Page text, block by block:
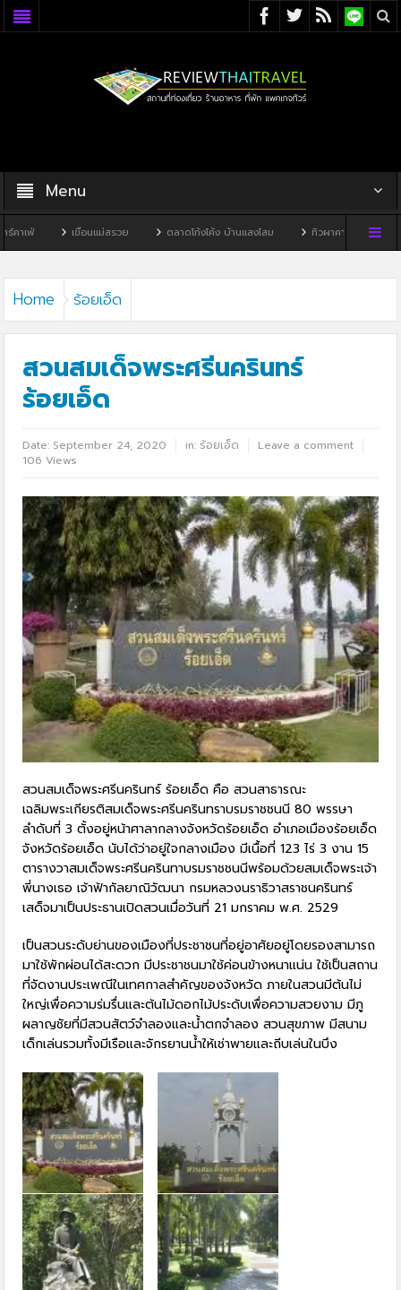
Menu
เขื่อนแม่สรวย ตลาดโก้งโค้ง บ้านแสงโสม ทิวผาคาเฟ่ บ้านพิพิธภัณฑ์ไท
Home ร้อยเอ็ด
สวนสมเด็จพระศรีนครินทร์
ร้อยเอ็ด
Date: September 24, 2020 in: ร้อยเอ็ด
Leave a comment
106 Views
สวนสมเด็จพระศรีนครินทร์ ร้อยเอ็ด คือ สวนสาธารณะ
เฉลิมพระเกียรติสมเด็จพระศรีนครินทราบรมราชชนนี 80 พรรษา
ลำดับที่ 3 ตั้งอยู่หน้าศาลากลางจังหวัดร้อยเอ็ด อำเภอเมืองร้อยเอ็ด
จังหวัดร้อยเอ็ด นับได้ว่าอยู่ใจกลางเมือง มีเนื้อที่ 123 ไร่ 3 งาน 15
ตารางวาสมเด็จพระศรีนครินทาบรมราชชนนีพร้อมด้วยสมเด็จพระเจ้า
พี่นางเธอ เจ้าฟ้ากัลยาณิวัฒนา กรมหลวงนราธิวาสราชนครินทร์
เสด็จมาเป็นประธานเปิดสวนเมื่อวันที่ 21 มกราคม พ.ศ. 2529
เป็นสวนระดับย่านของเมืองที่ประชาชนที่อยู่อาศัยอยู่โดยรองสามารถ
มาใช้พักผ่อนได้สะดวก มีประชาชนมาใช้ค่อนข้างหนาแน่น ใช้เป็นสถาน
ที่จัดงานประเพณีในเทศกาลสำคัญของจังหวัด ภายในสวนมีต้นไม่
ใหญ่เพื่อความร่มรื่นและต้นไม้ดอกไม้ประดับเพื่อความสวยงาม มีภู
ผลาญชัยที่มีสวนสัตว์จำลองและน้ำตกจำลอง สวนสุขภาพ มีสนาม
เด็กเล่นรวมทั้งมีเรือและจักรยานน้ำให้เช่าพายและถีบเล่นในบึง